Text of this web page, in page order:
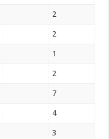
2
2
1
2
7
4
3